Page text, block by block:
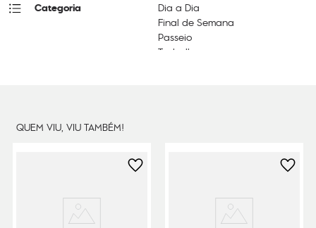
Categoria
Dia a Dia
Final de Semana
Passeio
Trabalho
Peso
QUEM VIU, VIU TAMBÉM!